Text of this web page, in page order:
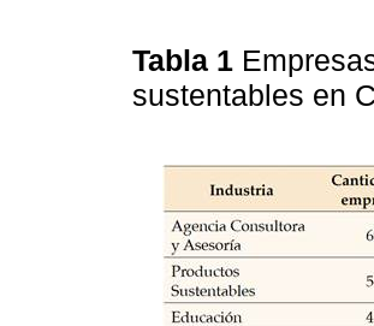
Tabla 1
sustentables en